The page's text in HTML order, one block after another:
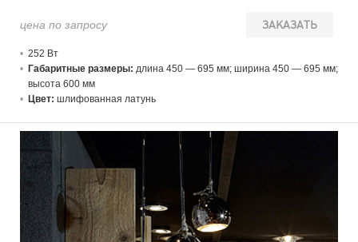
ЗАКАЗАТЬ
цена по запросу
252 Вт
Габаритные размеры: длина 450 — 695 мм; ширина 450 — 695 мм;
высота 600 мм
Цвет: шлифованная латунь